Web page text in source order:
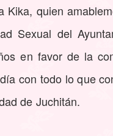
Kika, quien
Sexual del
en favor de la
con todo lo que
de Juchitán.